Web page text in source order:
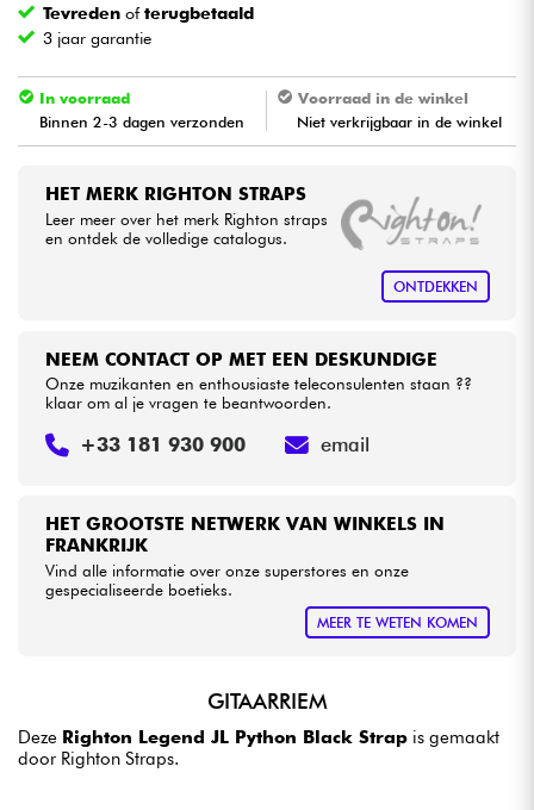
Viool & Quatuor
Kinderen
HiFi
Bekijk onze merken
Tevreden ofterugbetaald
3 jaar garantie
In voorraad
Binnen 2-3 dagen verzonden
Voorraad in de winkel
Niet verkrijgbaar in de winkel
HET MERK RIGHTON STRAPS
Leer meer over het merk Righton straps
en ontdek de volledige catalogus.
ONTDEKKEN
HET GROOTSTE NETWERK VAN WINKELS IN
FRANKRIJK
Vind alle informatie over onze superstores en onze
gespecialiseerde boetieks.
MEER TE WETEN KOMEN
NEEM CONTACT OP MET EEN DESKUNDIGE
Onze muzikanten en enthousiaste teleconsulenten staan ??
klaar om al je vragen te beantwoorden.
+33 181 930 900 email
GITAARRIEM
Deze Righton Legend JL Python Black Strap is gemaakt
door Righton Straps.